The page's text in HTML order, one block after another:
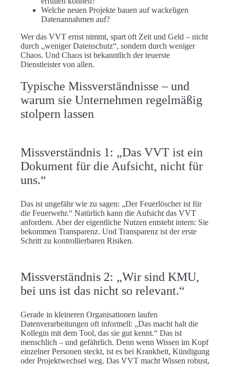
Welche neuen Projekte bauen auf wackeligen
Datenannahmen auf?
Wer das VVT ernst nimmt, spart oft Zeit und Geld – nicht
durch „weniger Datenschutz“, sondern durch weniger
Chaos. Und Chaos ist bekanntlich der teuerste
Dienstleister von allen.
Typische Missverständnisse – und
warum sie Unternehmen regelmäßig
stolpern lassen
Missverständnis 1: „Das VVT ist ein
Dokument für die Aufsicht, nicht für
uns.“
Das ist ungefähr wie zu sagen: „Der Feuerlöscher ist für
die Feuerwehr.“ Natürlich kann die Aufsicht das VVT
anfordern. Aber der eigentliche Nutzen entsteht intern: Sie
bekommen Transparenz. Und Transparenz ist der erste
Schritt zu kontrollierbaren Risiken.
Missverständnis 2: „Wir sind KMU,
bei uns ist das nicht so relevant.“
Gerade in kleineren Organisationen laufen
Datenverarbeitungen oft informell: „Das macht halt die
Kollegin mit dem Tool, das sie gut kennt.“ Das ist
menschlich – und gefährlich. Denn wenn Wissen im Kopf
einzelner Personen steckt, ist es bei Krankheit, Kündigung
oder Projektwechsel weg. Das VVT macht Wissen robust,